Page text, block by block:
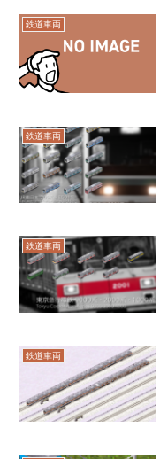
鉄道車両
鉄道車両
鉄道車両
鉄道車両